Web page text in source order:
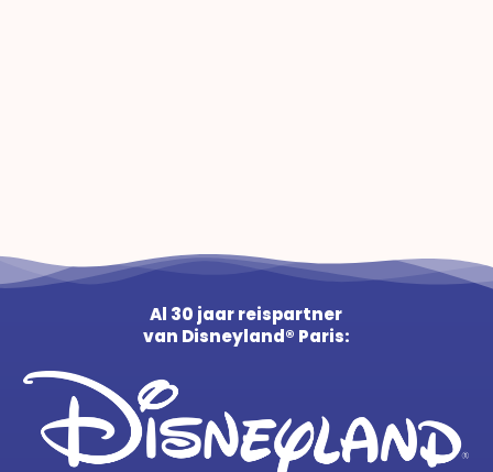
Al 30 jaar reispartner
van Disneyland® Paris: